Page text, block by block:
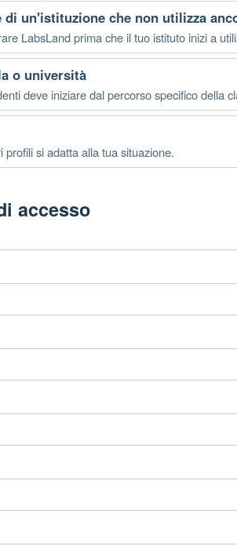
un'istituzione che non utilizza
LabsLand prima che il tuo istituto inizi a
o università
deve iniziare dal percorso specifico della
profili si adatta alla tua situazione.
accesso